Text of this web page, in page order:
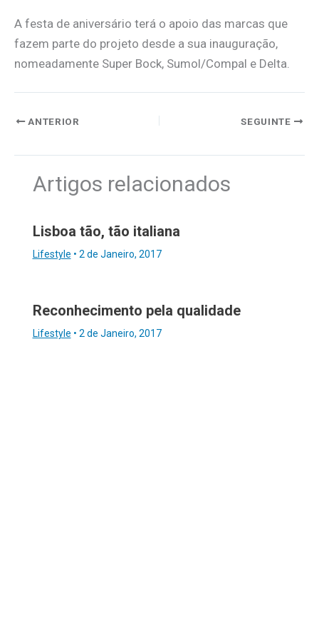
A festa de aniversário terá o apoio das marcas que
fazem parte do projeto desde a sua inauguração,
nomeadamente Super Bock, Sumol/Compal e Delta.
ANTERIOR SEGUINTE
Artigos relacionados
Lisboa tão, tão italiana
Lifestyle • 2 de Janeiro, 2017
Reconhecimento pela qualidade
Lifestyle • 2 de Janeiro, 2017